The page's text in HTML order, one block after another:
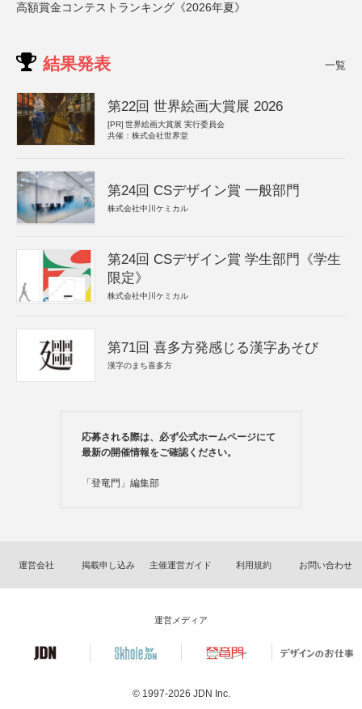
高額賞金コンテストランキング《2026年夏》
結果発表 一覧
第22回 世界絵画大賞展 2026
[PR] 世界絵画大賞展 実行委員会
共催：株式会社世界堂
第24回 CSデザイン賞 一般部門
株式会社中川ケミカル
第24回 CSデザイン賞 学生部門《学生
限定》
株式会社中川ケミカル
第71回 喜多方発感じる漢字あそび
漢字のまち喜多方
応募される際は、必ず公式ホームページにて
最新の開催情報をご確認ください。
「登竜門」編集部
運営会社 掲載申し込み 主催運営ガイド 利用規約 お問い合わせ
運営メディア
© 1997-2026 JDN Inc.